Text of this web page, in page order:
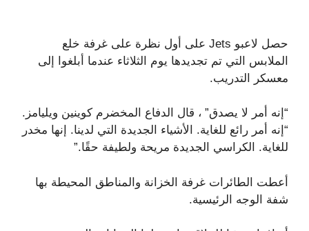
حصل لاعبو Jets على أول نظرة على غرفة خلع
الملابس التي تم تجديدها يوم الثلاثاء عندما أبلغوا إلى
معسكر التدريب.
“إنه أمر لا يصدق” ، قال الدفاع المخضرم كوينين ويليامز.
“إنه أمر رائع للغاية. الأشياء الجديدة التي لدينا. إنها مخدر
للغاية. الكراسي الجديدة مريحة ولطيفة حقًا.”
أعطت الطائرات غرفة الخزانة والمناطق المحيطة بها
شفة الوجه الرئيسية.